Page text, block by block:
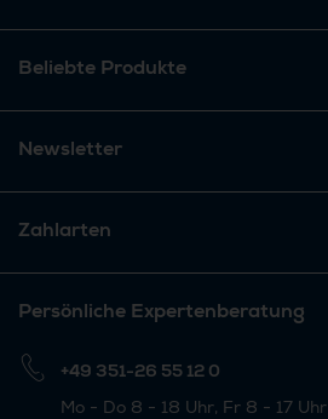
Beliebte Produkte
Newsletter
Zahlarten
Persönliche Expertenberatung
+49 351-26 55 12 0
Mo - Do 8 - 18 Uhr, Fr 8 - 17 Uhr